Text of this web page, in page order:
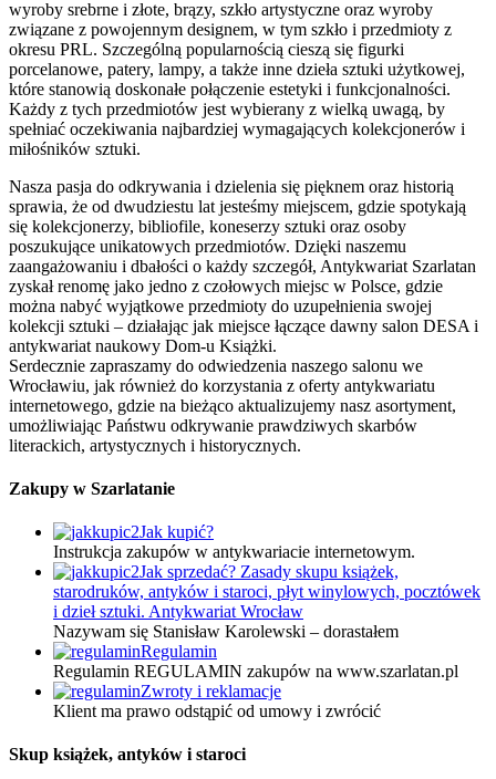
wyroby srebrne i złote, brązy, szkło artystyczne oraz wyroby
związane z powojennym designem, w tym szkło i przedmioty z
okresu PRL. Szczególną popularnością cieszą się figurki
porcelanowe, patery, lampy, a także inne dzieła sztuki użytkowej,
które stanowią doskonałe połączenie estetyki i funkcjonalności.
Każdy z tych przedmiotów jest wybierany z wielką uwagą, by
spełniać oczekiwania najbardziej wymagających kolekcjonerów i
miłośników sztuki.
Nasza pasja do odkrywania i dzielenia się pięknem oraz historią
sprawia, że od dwudziestu lat jesteśmy miejscem, gdzie spotykają
się kolekcjonerzy, bibliofile, koneserzy sztuki oraz osoby
poszukujące unikatowych przedmiotów. Dzięki naszemu
zaangażowaniu i dbałości o każdy szczegół, Antykwariat Szarlatan
zyskał renomę jako jedno z czołowych miejsc w Polsce, gdzie
można nabyć wyjątkowe przedmioty do uzupełnienia swojej
kolekcji sztuki – działając jak miejsce łączące dawny salon DESA i
antykwariat naukowy Dom-u Książki.
Serdecznie zapraszamy do odwiedzenia naszego salonu we
Wrocławiu, jak również do korzystania z oferty antykwariatu
internetowego, gdzie na bieżąco aktualizujemy nasz asortyment,
umożliwiając Państwu odkrywanie prawdziwych skarbów
literackich, artystycznych i historycznych.
Zakupy w Szarlatanie
Jak kupić?
Instrukcja zakupów w antykwariacie internetowym.
Jak sprzedać? Zasady skupu książek,
starodruków, antyków i staroci, płyt winylowych, pocztówek
i dzieł sztuki. Antykwariat Wrocław
Nazywam się Stanisław Karolewski – dorastałem
Regulamin
Regulamin REGULAMIN zakupów na www.szarlatan.pl
Zwroty i reklamacje
Klient ma prawo odstąpić od umowy i zwrócić
Skup książek, antyków i staroci